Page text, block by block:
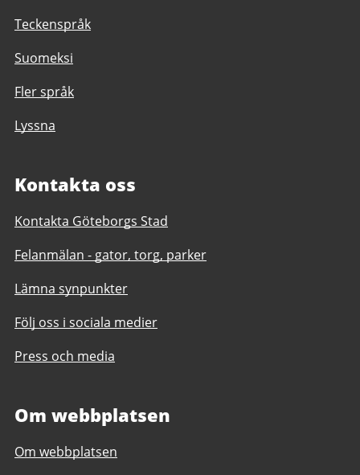
Teckenspråk
Suomeksi
Fler språk
Lyssna
Kontakta oss
Kontakta Göteborgs Stad
Felanmälan - gator, torg, parker
Lämna synpunkter
Följ oss i sociala medier
Press och media
Om webbplatsen
Om webbplatsen